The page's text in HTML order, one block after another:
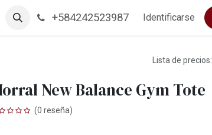
Empleos +584242523987 Identificarse
Lista de precios:
New Balance Gym Tote
(0 reseña)